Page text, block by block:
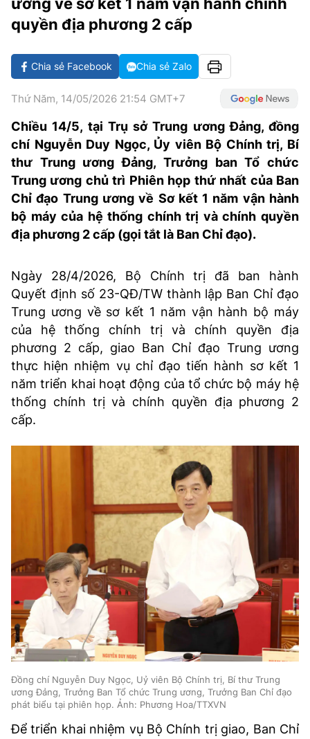
GOLF
CÁC CÚP CHÂU ÂU
BẢNG XẾP HẠNG
VĂN HÓA
GIẢI TRÍ
DIỄN ĐÀN
CÔNG NGHIỆP VĂN HÓA
NHỊP ĐẬP SỨC KHỎE
X-QUANG TIN ĐỒN
VIẾT LẠI ƯỚC MƠ
GIẢI TRÍ
PHIM
ÂM NHẠC
KBIZ
DU LỊCH
TIN TỨC
ĐIỂM ĐẾN
ẢNH
ẨM THỰC
TƯ VẤN
THẾ GIỚI SAO
HIGHTECH
TIÊU ĐIỂM - SPOTLIGHT
BẠN CẦN BIẾT
INFOGRAPHIC
E-MAGAZINE
BÁO GIẤY
TRA CỨU PHƯỜNG XÃ
CỐNG HIẾN
BÙI XUÂN PHÁI
TIỆN ÍCH
LIÊN HỆ QUẢNG CÁO
Hotline: 0981.119.189
Điện thoại: 024.38254756
MẠNG XÃ HỘI
quyền địa phương 2 cấp
Chia sẻ Facebook Chia sẻ Zalo
Thứ Năm, 14/05/2026 21:54 GMT+7
Chiều 14/5, tại Trụ sở Trung ương Đảng, đồng
chí Nguyễn Duy Ngọc, Ủy viên Bộ Chính trị, Bí
thư Trung ương Đảng, Trưởng ban Tổ chức
Trung ương chủ trì Phiên họp thứ nhất của Ban
Chỉ đạo Trung ương về Sơ kết 1 năm vận hành
bộ máy của hệ thống chính trị và chính quyền
địa phương 2 cấp (gọi tắt là Ban Chỉ đạo).
Ngày 28/4/2026, Bộ Chính trị đã ban hành
Quyết định số 23-QĐ/TW thành lập Ban Chỉ đạo
Trung ương về sơ kết 1 năm vận hành bộ máy
của hệ thống chính trị và chính quyền địa
phương 2 cấp, giao Ban Chỉ đạo Trung ương
thực hiện nhiệm vụ chỉ đạo tiến hành sơ kết 1
năm triển khai hoạt động của tổ chức bộ máy hệ
thống chính trị và chính quyền địa phương 2
cấp.
Đồng chí Nguyễn Duy Ngọc, Uỷ viên Bộ Chính trị, Bí thư Trung
ương Đảng, Trưởng Ban Tổ chức Trung ương, Trưởng Ban Chỉ đạo
phát biểu tại phiên họp. Ảnh: Phương Hoa/TTXVN
Để triển khai nhiệm vụ Bộ Chính trị giao, Ban Chỉ